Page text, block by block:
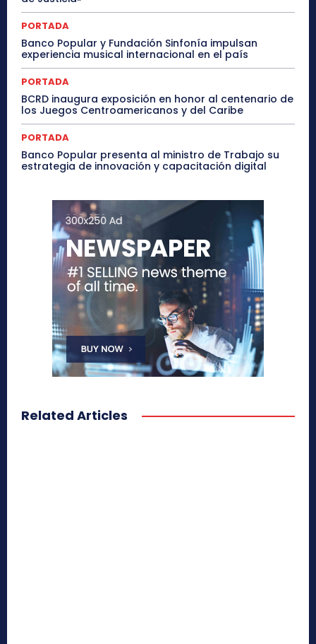
PORTADA
Banco Popular y Fundación Sinfonía impulsan
experiencia musical internacional en el país
PORTADA
BCRD inaugura exposición en honor al centenario de
los Juegos Centroamericanos y del Caribe
PORTADA
Banco Popular presenta al ministro de Trabajo su
estrategia de innovación y capacitación digital
Related Articles